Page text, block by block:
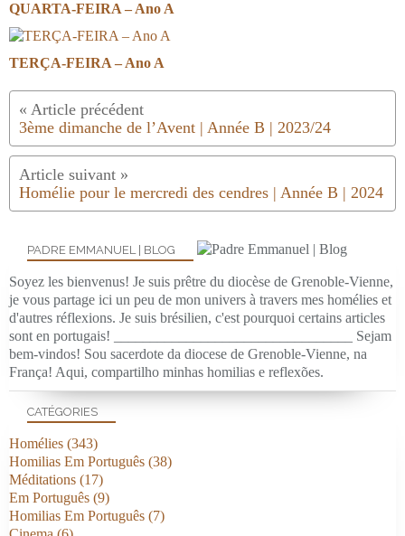
QUARTA-FEIRA – Ano A
TERÇA-FEIRA – Ano A
3ème dimanche de l’Avent | Année B | 2023/24
Homélie pour le mercredi des cendres | Année B | 2024
PADRE EMMANUEL | BLOG
Soyez les bienvenus! Je suis prêtre du diocèse de Grenoble-Vienne,
je vous partage ici un peu de mon univers à travers mes homélies et
d'autres réflexions. Je suis brésilien, c'est pourquoi certains articles
sont en portugais! _________________________________ Sejam
bem-vindos! Sou sacerdote da diocese de Grenoble-Vienne, na
França! Aqui, compartilho minhas homilias e reflexões.
CATÉGORIES
Homélies (343)
Homilias Em Português (38)
Méditations (17)
Em Português (9)
Homilias Em Português (7)